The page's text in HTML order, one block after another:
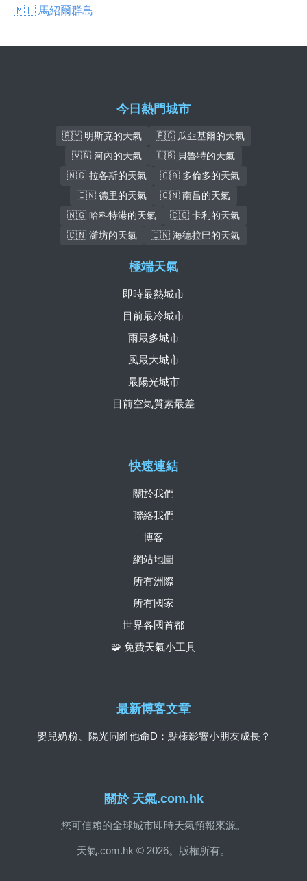
🇲🇭 馬紹爾群島
今日熱門城市
🇧🇾 明斯克的天氣
🇪🇨 瓜亞基爾的天氣
🇻🇳 河內的天氣
🇱🇧 貝魯特的天氣
🇳🇬 拉各斯的天氣
🇨🇦 多倫多的天氣
🇮🇳 德里的天氣
🇨🇳 南昌的天氣
🇳🇬 哈科特港的天氣
🇨🇴 卡利的天氣
🇨🇳 濰坊的天氣
🇮🇳 海德拉巴的天氣
關於 天氣.com.hk
您可信賴的全球城市即時天氣預報來源。
天氣.com.hk © 2026。版權所有。
快速連結
關於我們
聯絡我們
博客
網站地圖
所有洲際
所有國家
世界各國首都
🧩 免費天氣小工具
極端天氣
即時最熱城市
目前最冷城市
雨最多城市
風最大城市
最陽光城市
目前空氣質素最差
最新博客文章
嬰兒奶粉、陽光同維他命D：點樣影響小朋友成長？